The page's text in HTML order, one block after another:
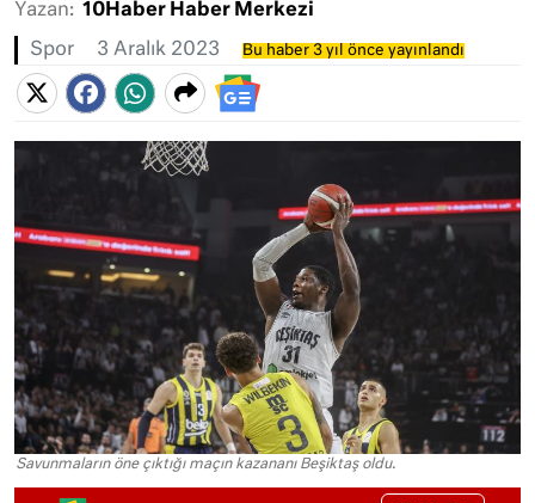
Yazan: 10Haber Haber Merkezi
Spor 3 Aralık 2023 Bu haber 3 yıl önce yayınlandı
Savunmaların öne çıktığı maçın kazananı Beşiktaş oldu.